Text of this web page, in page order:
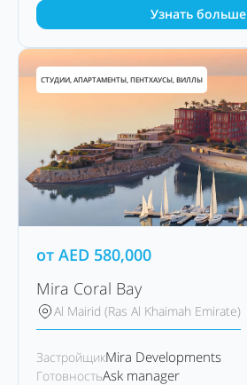
Узнать больше
СТУДИИ, АПАРТАМЕНТЫ, ПЕНТХАУСЫ, ВИЛЛЫ
от AED 580,000
Mira Coral Bay
Al Mairid (Ras Al Khaimah Emirate)
ЗастройщикMira Developments
ГотовностьAsk manager